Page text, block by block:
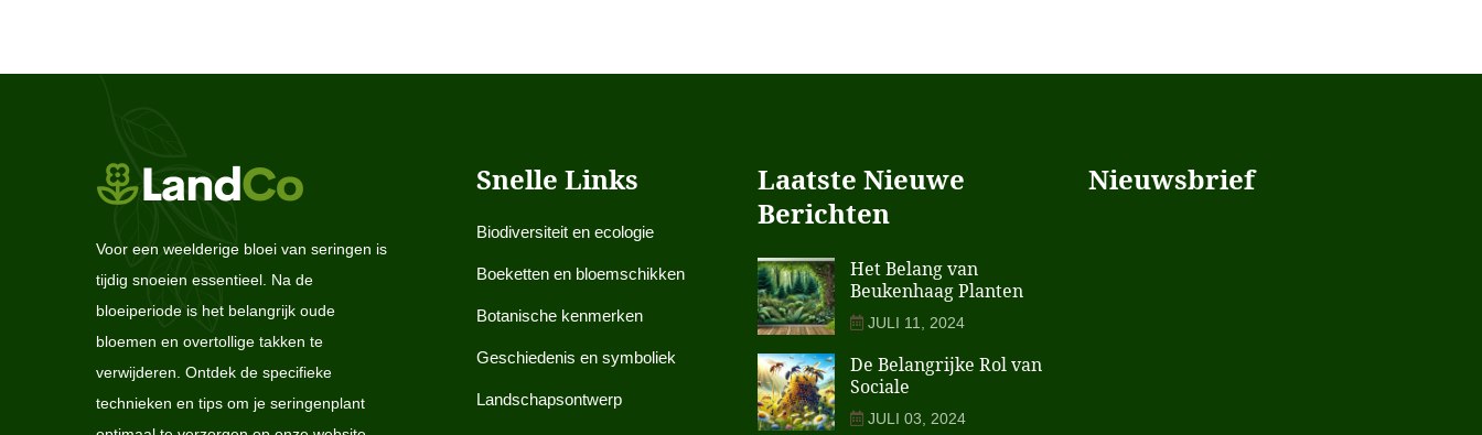
Voor een weelderige bloei van seringen is
tijdig snoeien essentieel. Na de
bloeiperiode is het belangrijk oude
bloemen en overtollige takken te
verwijderen. Ontdek de specifieke
technieken en tips om je seringenplant
Snelle Links
Biodiversiteit en ecologie
Boeketten en bloemschikken
Botanische kenmerken
Geschiedenis en symboliek
Landschapsontwerp
Laatste Nieuwe
Berichten
Het Belang van
Beukenhaag Planten
JULI 11, 2024
De Belangrijke Rol van
Sociale
JULI 03, 2024
Nieuwsbrief